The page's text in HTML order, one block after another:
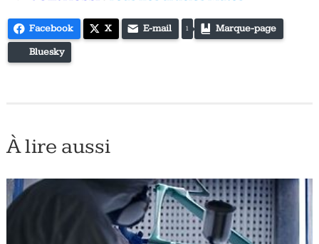
Facebook X E-mail 1 Marque-page
Bluesky
À lire aussi